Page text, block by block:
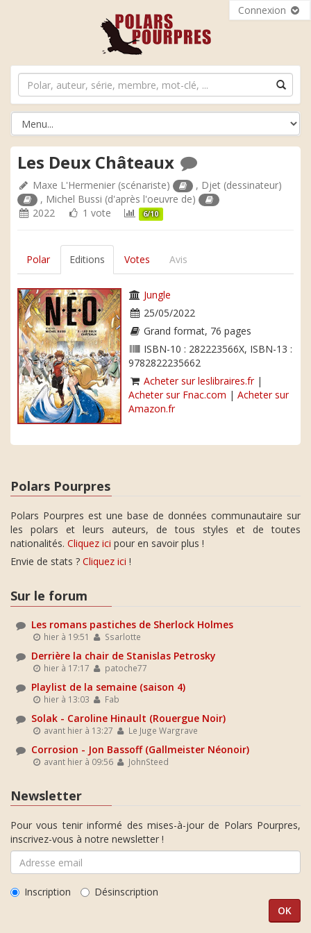
Connexion
Les Deux Châteaux
Maxe L'Hermenier (scénariste) , Djet (dessinateur)
, Michel Bussi (d'après l'oeuvre de)
2022
1 vote 6/10
Polar Editions Votes Avis
Jungle
25/05/2022
Grand format, 76 pages
ISBN-10 : 282223566X, ISBN-13 :
9782822235662
Acheter sur leslibraires.fr|
Acheter sur Fnac.com | Acheter sur
Amazon.fr
Polars Pourpres
Polars Pourpres est une base de données communautaire sur
les polars et leurs auteurs, de tous styles et de toutes
nationalités. Cliquez ici pour en savoir plus !
Envie de stats ? Cliquez ici !
Sur le forum
Les romans pastiches de Sherlock Holmes
hier à 19:51 Ssarlotte
Derrière la chair de Stanislas Petrosky
hier à 17:17 patoche77
Playlist de la semaine (saison 4)
hier à 13:03 Fab
Solak - Caroline Hinault (Rouergue Noir)
avant hier à 13:27 Le Juge Wargrave
Corrosion - Jon Bassoff (Gallmeister Néonoir)
avant hier à 09:56 JohnSteed
Newsletter
Pour vous tenir informé des mises-à-jour de Polars Pourpres,
inscrivez-vous à notre newsletter !
Inscription Désinscription